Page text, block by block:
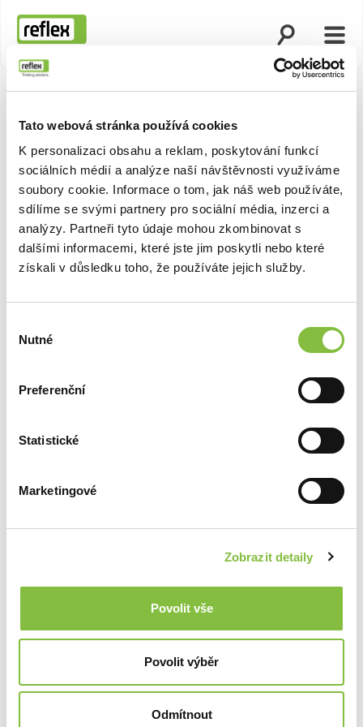
Tato webová stránka používá cookies
K personalizaci obsahu a reklam, poskytování funkcí
sociálních médií a analýze naší návštěvnosti využíváme
soubory cookie. Informace o tom, jak náš web používáte,
sdílíme se svými partnery pro sociální média, inzerci a
analýzy. Partneři tyto údaje mohou zkombinovat s
dalšími informacemi, které jste jim poskytli nebo které
získali v důsledku toho, že používáte jejich služby.
souhlasu
Nutné
Preferenční
Statistické
Marketingové
Zobrazit detaily
Povolit vše
Povolit výběr
Odmítnout
Domovská stránka
Otevřít